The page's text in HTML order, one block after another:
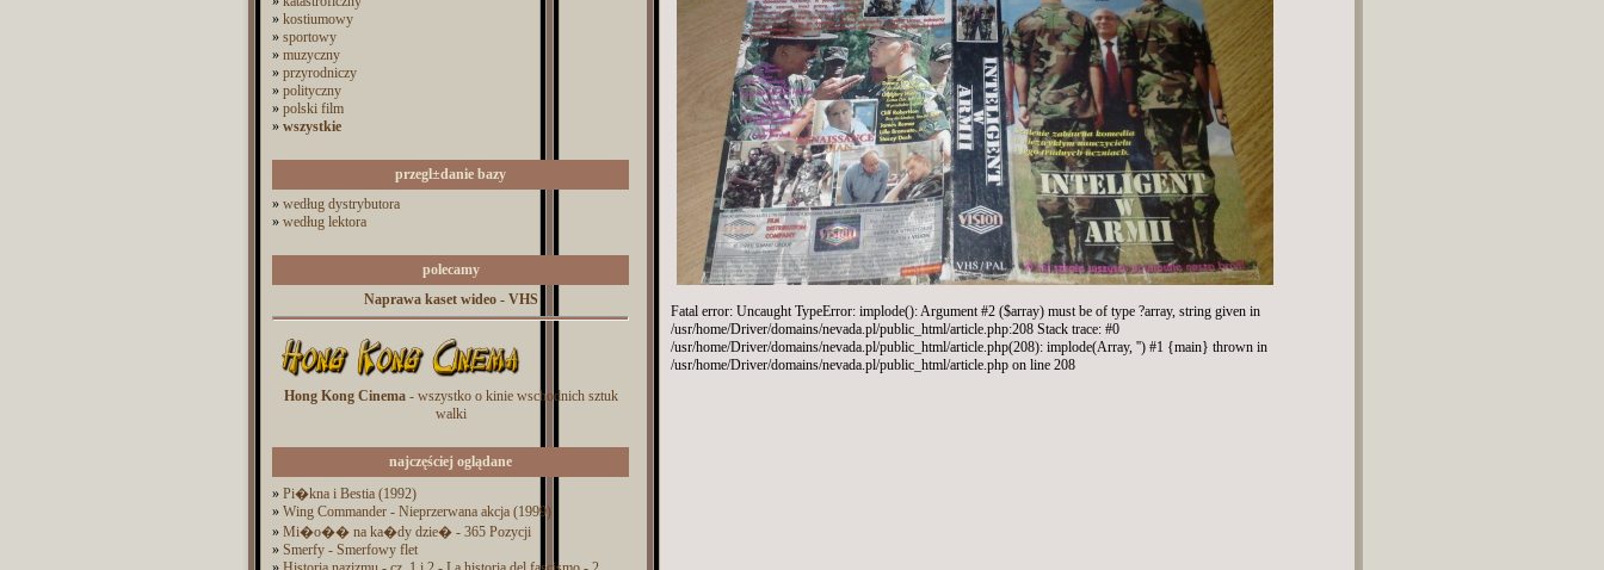
» kostiumowy
» sportowy
» muzyczny
» przyrodniczy
» polityczny
» polski film
» wszystkie
przegl±danie bazy
» według dystrybutora
» według lektora
polecamy
Naprawa kaset wideo - VHS
Hong Kong Cinema- wszystko o kinie wschodnich sztuk
walki
najczęściej oglądane
» Pi�kna i Bestia (1992)
» Wing Commander - Nieprzerwana akcja (1999)
» Mi�o�� na ka�dy dzie� - 365 Pozycji
» Smerfy - Smerfowy flet
Fatal error: Uncaught TypeError: implode(): Argument #2 ($array) must be of type ?array, string given in
/usr/home/Driver/domains/nevada.pl/public_html/article.php:208 Stack trace: #0
/usr/home/Driver/domains/nevada.pl/public_html/article.php(208): implode(Array, '') #1 {main} thrown in
/usr/home/Driver/domains/nevada.pl/public_html/article.php on line 208